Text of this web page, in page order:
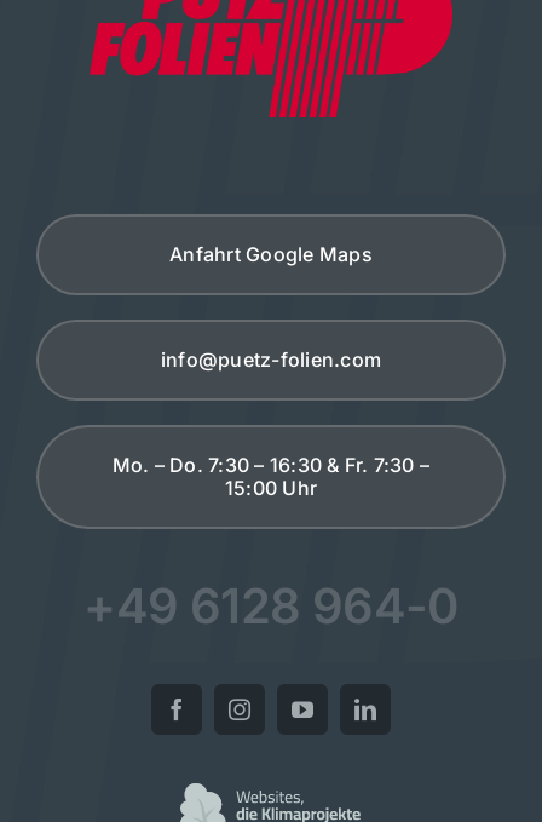
Anfahrt Google Maps
info@puetz-folien.com
Mo. – Do. 7:30 – 16:30 & Fr. 7:30 –
15:00 Uhr
+49 6128 964-0